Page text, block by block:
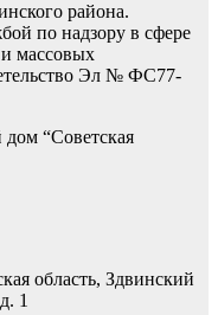
района.
по надзору в сфере
массовых
Эл № ФС77-
“Советская
область, Здвинский
1